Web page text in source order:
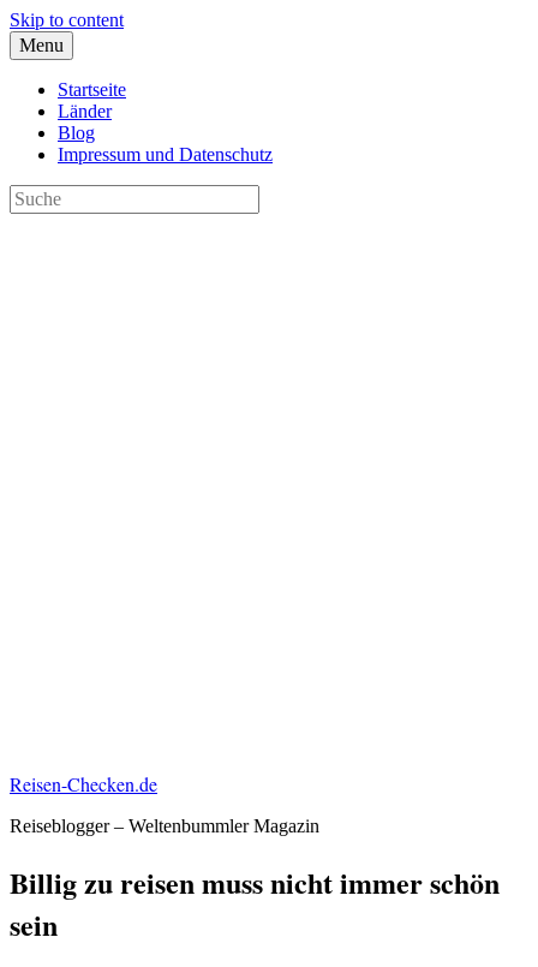
Skip to content
Menu
Startseite
Länder
Blog
Impressum und Datenschutz
Reisen-Checken.de
Reiseblogger – Weltenbummler Magazin
Billig zu reisen muss nicht immer schön
sein